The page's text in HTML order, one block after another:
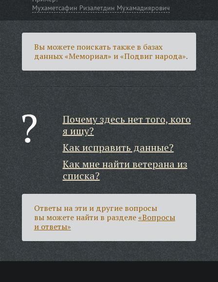
Мухаметсафин Ризалетдин Мухамадиярович
Вы можете поискать также в базах
данных «Мемориал» и «Подвиг народа».
Почему здесь нет того, кого
я ищу?
Как исправить данные?
Как мне найти ветерана из
списка?
Ответы на эти и другие вопросы
вы можете найти в разделе«Вопросы
и ответы»